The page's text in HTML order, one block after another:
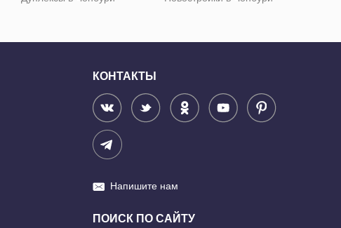
КОНТАКТЫ
Напишите нам
ПОИСК ПО САЙТУ